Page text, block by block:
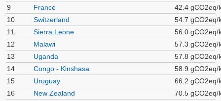
9
France
42.4 gCO2eq/
10
Switzerland
54.7 gCO2eq/
11
Sierra Leone
56.0 gCO2eq/
12
Malawi
57.3 gCO2eq/
13
Uganda
57.8 gCO2eq/
14
Congo - Kinshasa
58.9 gCO2eq/
15
Uruguay
66.2 gCO2eq/
16
New Zealand
70.5 gCO2eq/